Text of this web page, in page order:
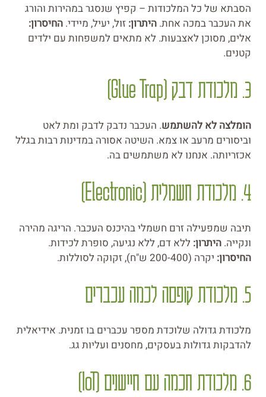
הסבתא של כל המלכודות – קפיץ שנסגר במהירות והורג
את העכבר במכה אחת. היתרון: זול, יעיל, מיידי. החיסרון:
אלים, מסוכן לאצבעות. לא מתאים למשפחות עם ילדים
קטנים.
3. מלכודת דבק (Glue Trap)
הומלצה לא להשתמש. העכבר נדבק לדבק ומת לאט
וביסורים מרעב או צמא. השיטה אסורה במדינות רבות בגלל
אכזריותה. אנחנו לא משתמשים בה.
4. מלכודת חשמלית (Electronic)
תיבה שמפעילה זרם חשמלי בהיכנס העכבר. הריגה מהירה
ונקייה. היתרון: ללא דם, ללא נגיעה, סופרת לכידות.
החיסרון: יקרה (200-400 ש"ח), זקוקה לסוללות.
5. מלכודת קופסה לכמה עכברים
מלכודת גדולה שלוכדת מספר עכברים בו זמנית. אידיאלית
להדבקות גדולות בעסקים, מחסנים ועליות גג.
6. מלכודת חכמה עם חיישנים (IoT)